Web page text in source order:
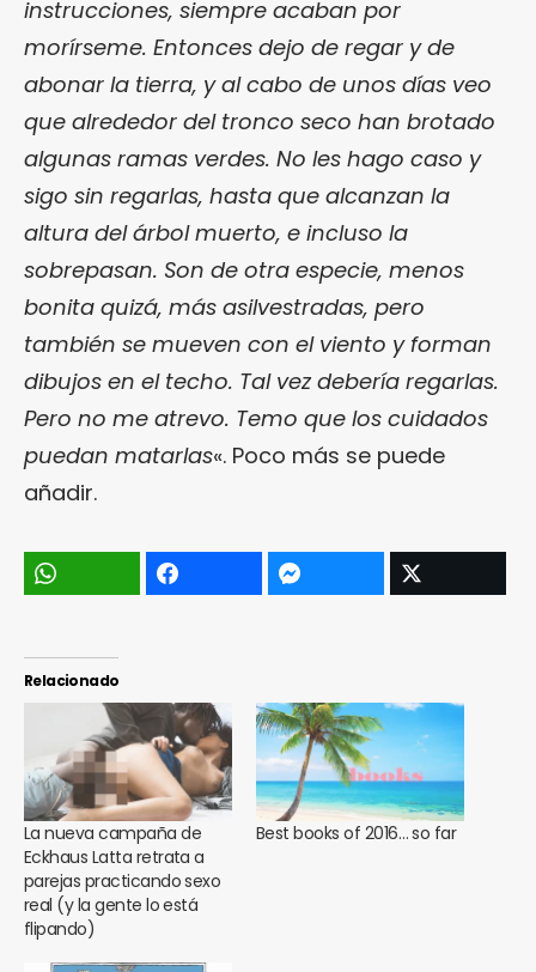
instrucciones, siempre acaban por
morírseme. Entonces dejo de regar y de
abonar la tierra, y al cabo de unos días veo
que alrededor del tronco seco han brotado
algunas ramas verdes. No les hago caso y
sigo sin regarlas, hasta que alcanzan la
altura del árbol muerto, e incluso la
sobrepasan. Son de otra especie, menos
bonita quizá, más asilvestradas, pero
también se mueven con el viento y forman
dibujos en el techo. Tal vez debería regarlas.
Pero no me atrevo. Temo que los cuidados
puedan matarlas«. Poco más se puede
añadir.
Relacionado
La nueva campaña de
Eckhaus Latta retrata a
parejas practicando sexo
real (y la gente lo está
flipando)
Best books of 2016… so far